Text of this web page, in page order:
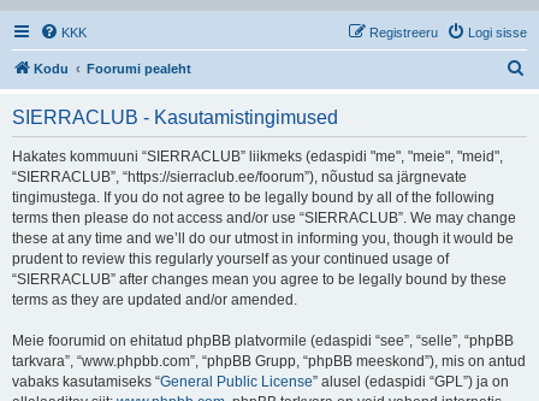
KKK Logi sisse
Registreeru
Kodu Foorumi pealeht
SIERRACLUB - Kasutamistingimused
Hakates kommuuni “SIERRACLUB” liikmeks (edaspidi "me", "meie", "meid",
“SIERRACLUB”, “https://sierraclub.ee/foorum”), nõustud sa järgnevate
tingimustega. If you do not agree to be legally bound by all of the following
terms then please do not access and/or use “SIERRACLUB”. We may change
these at any time and we’ll do our utmost in informing you, though it would be
prudent to review this regularly yourself as your continued usage of
“SIERRACLUB” after changes mean you agree to be legally bound by these
terms as they are updated and/or amended.
Meie foorumid on ehitatud phpBB platvormile (edaspidi “see”, “selle”, “phpBB
tarkvara”, “www.phpbb.com”, “phpBB Grupp, “phpBB meeskond”), mis on antud
vabaks kasutamiseks “General Public License” alusel (edaspidi “GPL”) ja on